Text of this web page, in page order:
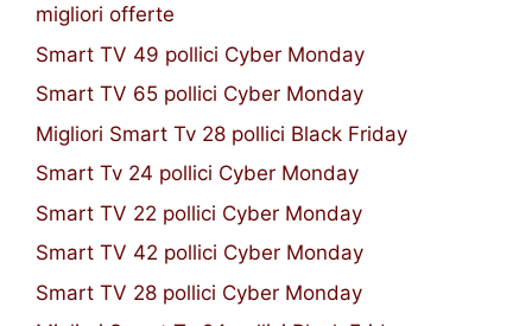
migliori offerte
Smart TV 49 pollici Cyber Monday
Smart TV 65 pollici Cyber Monday
Migliori Smart Tv 28 pollici Black Friday
Smart Tv 24 pollici Cyber Monday
Smart TV 22 pollici Cyber Monday
Smart TV 42 pollici Cyber Monday
Smart TV 28 pollici Cyber Monday